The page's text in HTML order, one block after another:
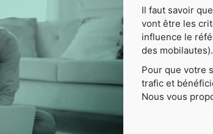
Il faut savoir
vont être les
influence le
des mobilautes).
Pour que votre
trafic et
Nous vous